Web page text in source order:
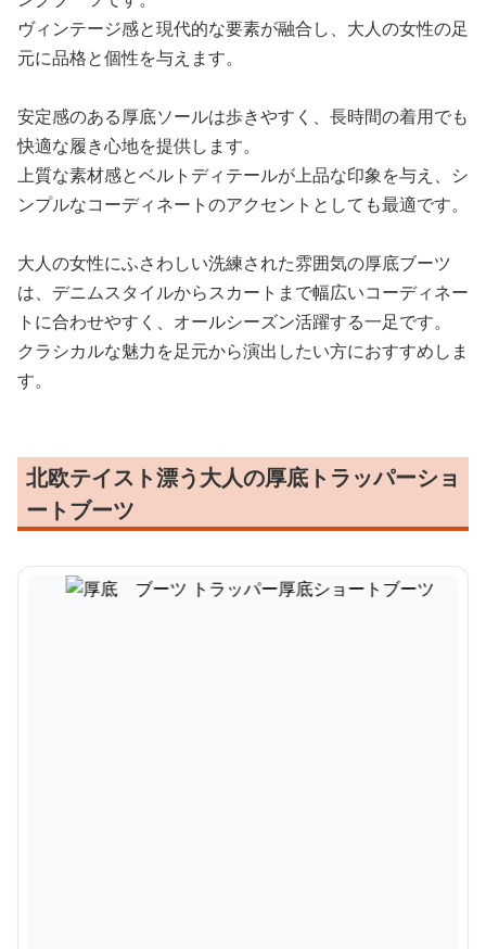
ヴィンテージ感と現代的な要素が融合し、大人の女性の足
元に品格と個性を与えます。
安定感のある厚底ソールは歩きやすく、長時間の着用でも
快適な履き心地を提供します。
上質な素材感とベルトディテールが上品な印象を与え、シ
ンプルなコーディネートのアクセントとしても最適です。
大人の女性にふさわしい洗練された雰囲気の厚底ブーツ
は、デニムスタイルからスカートまで幅広いコーディネー
トに合わせやすく、オールシーズン活躍する一足です。
クラシカルな魅力を足元から演出したい方におすすめしま
す。
北欧テイスト漂う大人の厚底トラッパーショ
ートブーツ